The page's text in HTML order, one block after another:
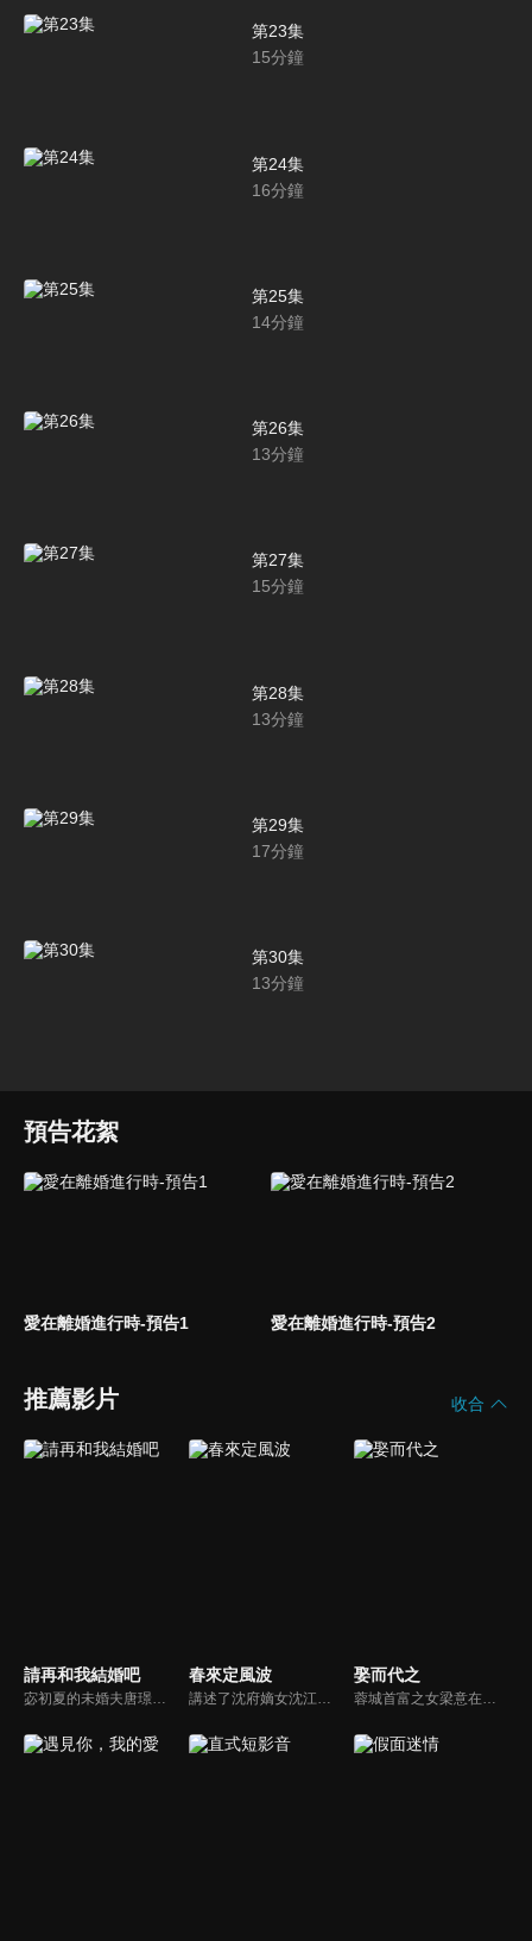
第23集
15分鐘
第24集
16分鐘
第25集
14分鐘
第26集
13分鐘
第27集
15分鐘
第28集
13分鐘
第29集
17分鐘
第30集
13分鐘
預告花絮
愛在離婚進行時-預告1 愛在離婚進行時-預告2
推薦影片 收合
請再和我結婚吧
宓初夏的未婚夫唐璟行在婚禮前傳來死訊，讓她陷入情感與家族變動的雙重衝擊。一年後，和已故未婚夫長相一模一樣的路念白突然出現，宓初夏懷疑他就是唐璟行，但透過DNA鑑定確認並非同一人。為了振興國貨珠寶品牌「蜜糖」，她還是選擇與路念白合作...
春來定風波
講述了沈府嫡女沈江離至純至善，成婚夜被設計與二少主陸景明有夫妻之實，還遭陷害禁足祠堂。分娩遇難被救後兒子焱焱卻有頑疾，藥只有陸家有，沈江離為救子重回陸府。她打臉刁難者，揭開當年被陷害的陰謀，也解開與陸景明的誤會，焱焱則神助攻兩人破鏡重圓。
娶而代之
蓉城首富之女梁意在新婚之夜被丈夫宋之初毀容，更將她拋入河中企圖滅口。大難不死的梁意意外獲救，，卻被迫改頭換面，換上了一張屬於煙花女子徐茵的臉孔。獲得重生的她決意踏上復仇之路。她利用徐茵這個全新的身份作為掩護，處心積慮地接近幫派老大林雲，誓要借力討回公道，讓仇人付出代價。